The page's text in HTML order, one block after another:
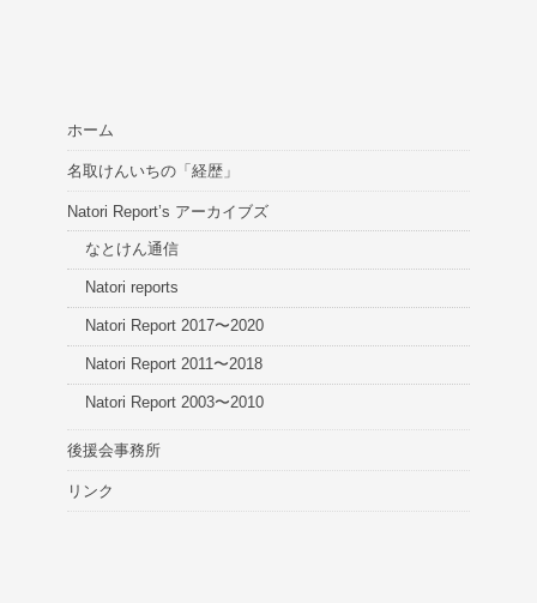
ホーム
名取けんいちの「経歴」
Natori Report’s アーカイブズ
なとけん通信
Natori reports
Natori Report 2017〜2020
Natori Report 2011〜2018
Natori Report 2003〜2010
後援会事務所
リンク